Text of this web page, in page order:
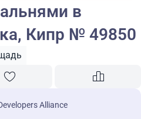
в
Кипр № 49850
Alliance